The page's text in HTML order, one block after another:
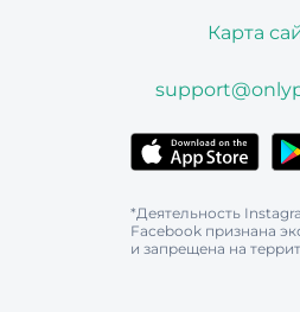
Карта
*Деятельность
Facebook признана
и запрещена на